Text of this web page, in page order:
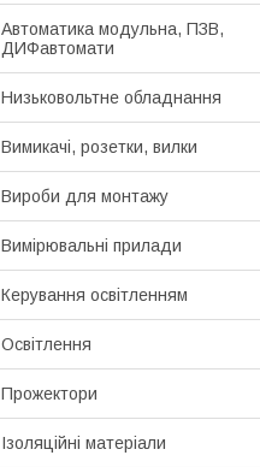
Автоматика модульна, ПЗВ,
ДИФавтомати
Низьковольтне обладнання
Вимикачі, розетки, вилки
Вироби для монтажу
Вимірювальні прилади
Керування освітленням
Освітлення
Прожектори
Ізоляційні матеріали